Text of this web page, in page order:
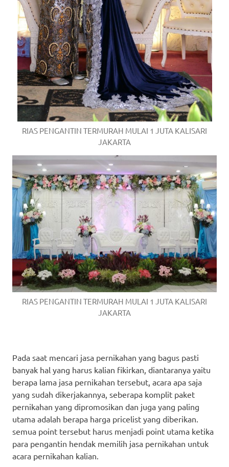
RIAS PENGANTIN TERMURAH MULAI 1 JUTA KALISARI
JAKARTA
RIAS PENGANTIN TERMURAH MULAI 1 JUTA KALISARI
JAKARTA
Pada saat mencari jasa pernikahan yang bagus pasti
banyak hal yang harus kalian fikirkan, diantaranya yaitu
berapa lama jasa pernikahan tersebut, acara apa saja
yang sudah dikerjakannya, seberapa komplit paket
pernikahan yang dipromosikan dan juga yang paling
utama adalah berapa harga pricelist yang diberikan.
semua point tersebut harus menjadi point utama ketika
para pengantin hendak memilih jasa pernikahan untuk
acara pernikahan kalian.